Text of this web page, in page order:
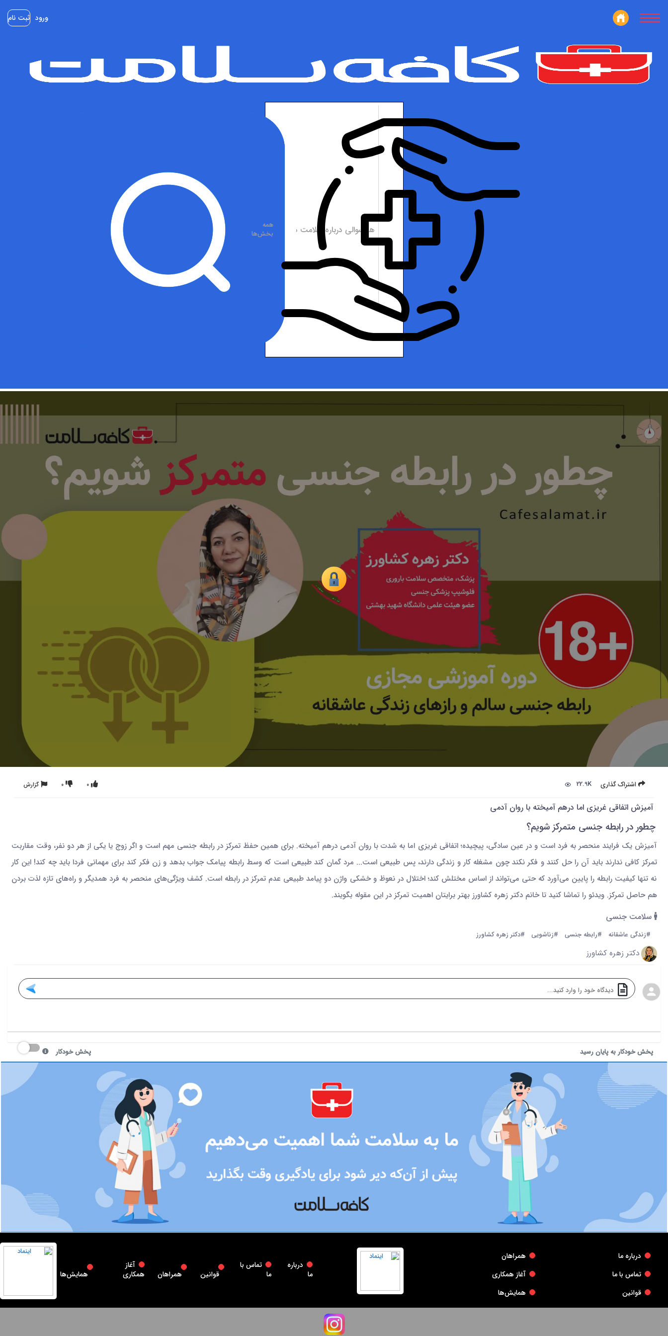
ورود ثبت نام
همه
بخش‌ها
اشتراک گذاری 22.9K گزارش 0 0
آمیزش اتفاقی غریزی اما درهم آمیخته با روان آدمی
چطور در رابطه جنسی متمرکز شویم؟
آمیزش یک فرایند منحصر به فرد است و در عین سادگی، پیچیده؛ اتفاقی غریزی اما به شدت با روان آدمی درهم آمیخته. برای همین حفظ تمرکز در رابطه جنسی مهم است و اگر زوج یا یکی از هر دو نفر، وقت مقاربت
تمرکز کافی ندارند باید آن را حل کنند و فکر نکند چون مشغله کار و زندگی دارند، پس طبیعی است... مرد گمان کند طبیعی است که وسط رابطه پیامک جواب بدهد و زن فکر کند برای مهمانی فردا باید چه کند! این کار
نه تنها کیفیت رابطه را پایین می‌آورد که حتی می‌تواند از اساس مختلش کند؛ اختلال در نعوظ و خشکی واژن دو پیامد طبیعی عدم تمرکز در رابطه است. کشف ویژگی‌های منحصر به فرد همدیگر و راه‌های تازه لذت بردن
هم حاصل تمرکز. ویدئو را تماشا کنید تا خانم دکتر زهره کشاورز بهتر برایتان اهمیت تمرکز در این مقوله بگویند.
سلامت جنسی
#زندگی عاشقانه #رابطه جنسی #زناشویی #دکتر زهره کشاورز
دکتر زهره کشاورز
پخش خودکار به پایان رسید پخش خودکار
درباره ما
تماس با ما
قوانین
همراهان
آغاز همکاری
همایش‌ها
درباره
ما
تماس با
ما
قوانین همراهان
آغاز
همکاری
همایش‌ها